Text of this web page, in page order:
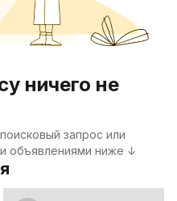
ничего не
запрос или
объявлениями ниже ↓